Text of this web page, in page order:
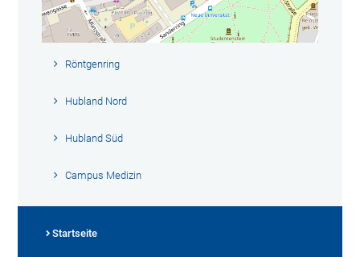
Röntgenring
Hubland Nord
Hubland Süd
Campus Medizin
Startseite